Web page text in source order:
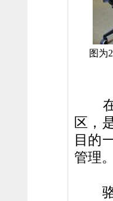
图为
区，
目的
管理
骆